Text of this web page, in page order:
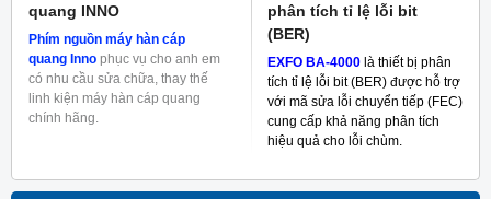
quang INNO
Phím nguồn máy hàn cáp
quang Inno phục vụ cho anh em
có nhu cầu sửa chữa, thay thế
linh kiện máy hàn cáp quang
chính hãng.
phân tích tỉ lệ lỗi bit
(BER)
EXFO BA-4000 là thiết bị phân
tích tỉ lệ lỗi bit (BER) được hỗ trợ
với mã sửa lỗi chuyển tiếp (FEC)
cung cấp khả năng phân tích
hiệu quả cho lỗi chùm.